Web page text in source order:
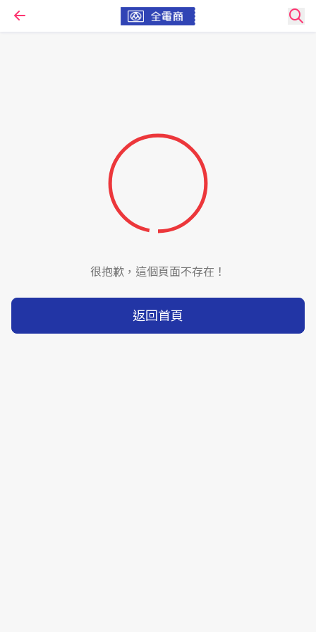
很抱歉，這個頁面不存在！
返回首頁